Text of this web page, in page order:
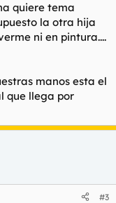
quiere tema
la otra hija
ni en pintura....
manos esta el
que llega por
#3